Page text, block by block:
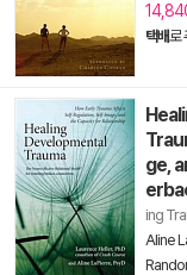
택배로
ge,
ing
Aline